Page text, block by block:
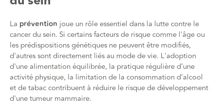
La prévention joue un rôle essentiel dans la lutte contre le
cancer du sein. Si certains facteurs de risque comme l'âge ou
les prédispositions génétiques ne peuvent être modifiés,
d'autres sont directement liés au mode de vie. L'adoption
d'une alimentation équilibrée, la pratique régulière d’une
activité physique, la limitation de la consommation d’alcool
et de tabac contribuent à réduire le risque de développement
d'une tumeur mammaire.